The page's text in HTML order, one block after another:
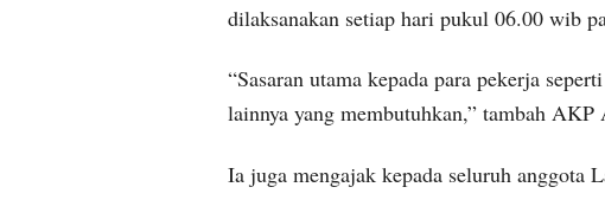
dilaksanakan setiap hari pukul 06.00 wib
“Sasaran utama kepada para pekerja
lainnya yang membutuhkan,” tambah AKP
Ia juga mengajak kepada seluruh anggota